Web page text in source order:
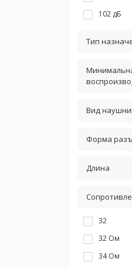
102 дБ
Тип
Вид
Форма
Длина
32
32 Ом
34 Ом